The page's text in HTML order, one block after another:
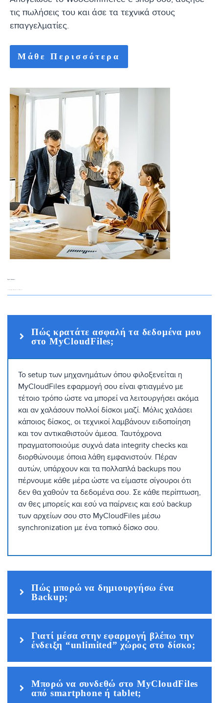
τις πωλήσεις του και άσε τα τεχνικά στους
επαγγελματίες.
Μάθε Περισσότερα
Συχνές Ερωτήσεις
Πώς κρατάτε ασφαλή τα δεδομένα μου
στο MyCloudFiles;
Το setup των μηχανημάτων όπου φιλοξενείται η
MyCloudFiles εφαρμογή σου είναι φτιαγμένο με
τέτοιο τρόπο ώστε να μπορεί να λειτουργήσει ακόμα
και αν χαλάσουν πολλοί δίσκοι μαζί. Μόλις χαλάσει
κάποιος δίσκος, οι τεχνικοί λαμβάνουν ειδοποίηση
και τον αντικαθιστούν άμεσα. Ταυτόχρονα
πραγματοποιούμε συχνά data integrity checks και
διορθώνουμε όποια λάθη εμφανιστούν. Πέραν
αυτών, υπάρχουν και τα πολλαπλά backups που
πέρνουμε κάθε μέρα ώστε να είμαστε σίγουροι ότι
δεν θα χαθούν τα δεδομένα σου. Σε κάθε περίπτωση,
αν θες μπορείς και εσύ να παίρνεις και εσύ backup
των αρχείων σου στο MyCloudFiles μέσω
synchronization με ένα τοπικό δίσκο σου.
Πώς μπορώ να δημιουργήσω ένα
Backup;
Γιατί μέσα στην εφαρμογή βλέπω την
ένδειξη “unlimited” χώρος στο δίσκο;
Μπορώ να συνδεθώ στο MyCloudFiles
από smartphone ή tablet;